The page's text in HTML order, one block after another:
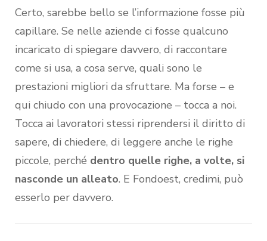
Certo, sarebbe bello se l’informazione fosse più
capillare. Se nelle aziende ci fosse qualcuno
incaricato di spiegare davvero, di raccontare
come si usa, a cosa serve, quali sono le
prestazioni migliori da sfruttare. Ma forse – e
qui chiudo con una provocazione – tocca a noi.
Tocca ai lavoratori stessi riprendersi il diritto di
sapere, di chiedere, di leggere anche le righe
piccole, perché dentro quelle righe, a volte, si
nasconde un alleato. E Fondoest, credimi, può
esserlo per davvero.